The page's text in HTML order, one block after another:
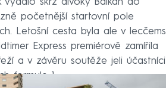
skrz divoký Balkán do
početnější startovní pole
Letošní cesta byla ale v lecčems
Express premiérově zamířila
a v závěru soutěže jeli účastníci
formule 1.